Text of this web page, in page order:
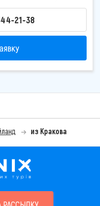
21-38
из Кракова